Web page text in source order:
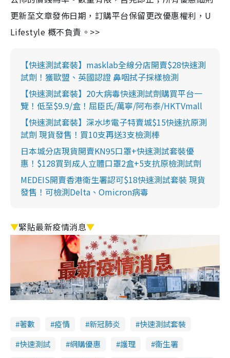
更新至文章發佈日期，訂購平台保留更改優惠權利，U
Lifestyle 概不負責。>>
【快速測試套裝】masklab全線分店開賣$28快速測
試劑！獲歐盟、英國認證 鼻咽拭子採樣檢測
【快速測試套裝】20大病毒快速測試劑購買平台一
覽！低至$9.9/盒！屈臣氏/萬寧/阿布泰/HKTVmall
【快速測試套裝】深水埗電子特賣城$15快速抗原測
試劑 現貨發售！買10支再送3支檢測棒
日本城分店現貨開賣KN95口罩+快速測試套裝優
惠！$128買到成人立體口罩2盒+5支抗原檢測試劑
MEDEIS開賣香港衛生署認可$18快速測試套裝 現貨
發售！可檢測Delta、Omicron病毒
▼緊貼最新疫情消息▼
著數 疫情 新冠肺炎
快速測試套裝
快速測試
網購優惠 護理
衞生署